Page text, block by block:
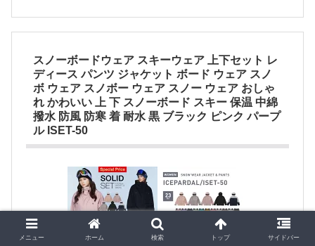
スノーボードウェア スキーウェア 上下セット レ
ディース パンツ ジャケット ボード ウェア スノ
ボ ウェア スノボー ウェア スノー ウェア おしゃ
れ かわいい 上 下 スノーボード スキー 保温 中綿
撥水 防風 防寒 着 耐水 黒 ブラック ピンク パープ
ル ISET-50
メニュー ホーム 検索 トップ サイドバー